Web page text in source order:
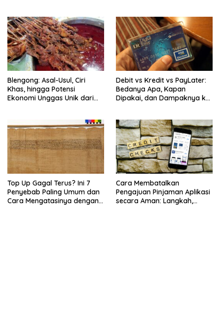
Blengong: Asal-Usul, Ciri
Khas, hingga Potensi
Ekonomi Unggas Unik dari
Debit vs Kredit vs PayLater:
Bedanya Apa, Kapan
Dipakai, dan Dampaknya ke
Top Up Gagal Terus? Ini 7
Penyebab Paling Umum dan
Cara Mengatasinya dengan
Cara Membatalkan
Pengajuan Pinjaman Aplikasi
secara Aman: Langkah,